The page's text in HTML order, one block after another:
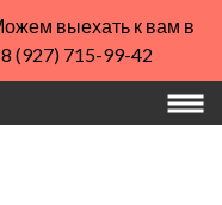
выехать к вам в
(927) 715-99-42